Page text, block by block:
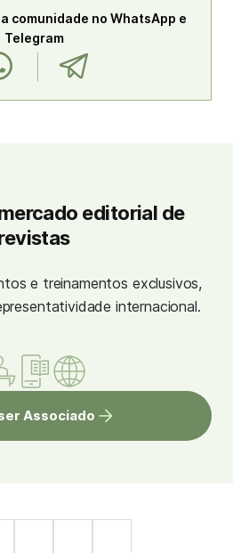
comunidade no WhatsApp e
Telegram
editorial de
e treinamentos exclusivos,
internacional.
Associado